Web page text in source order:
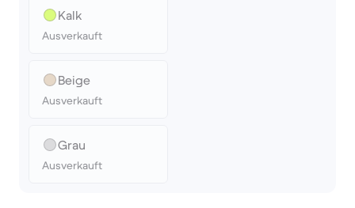
Kalk
Ausverkauft
Beige
Ausverkauft
Grau
Ausverkauft